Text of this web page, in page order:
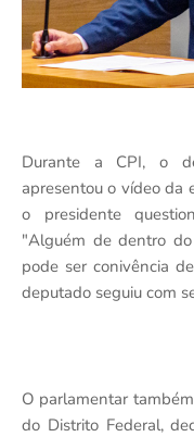
Durante a CPI, o
apresentou o vídeo da
o presidente
"Alguém de dentro
pode ser conivência
deputado seguiu com
O parlamentar
do Distrito Federal,